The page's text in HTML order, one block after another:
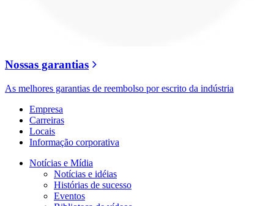
Nossas garantias
As melhores garantias de reembolso por escrito da indústria
Empresa
Carreiras
Locais
Informação corporativa
Notícias e Mídia
Notícias e idéias
Histórias de sucesso
Eventos